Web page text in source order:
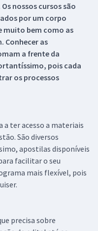
nossos cursos são
por um corpo
muito bem como as
Conhecer as
a frente da
pois cada
os processos
a ter acesso a materiais
São diversos
apostilas disponíveis
facilitar o seu
mais flexível, pois
precisa sobre